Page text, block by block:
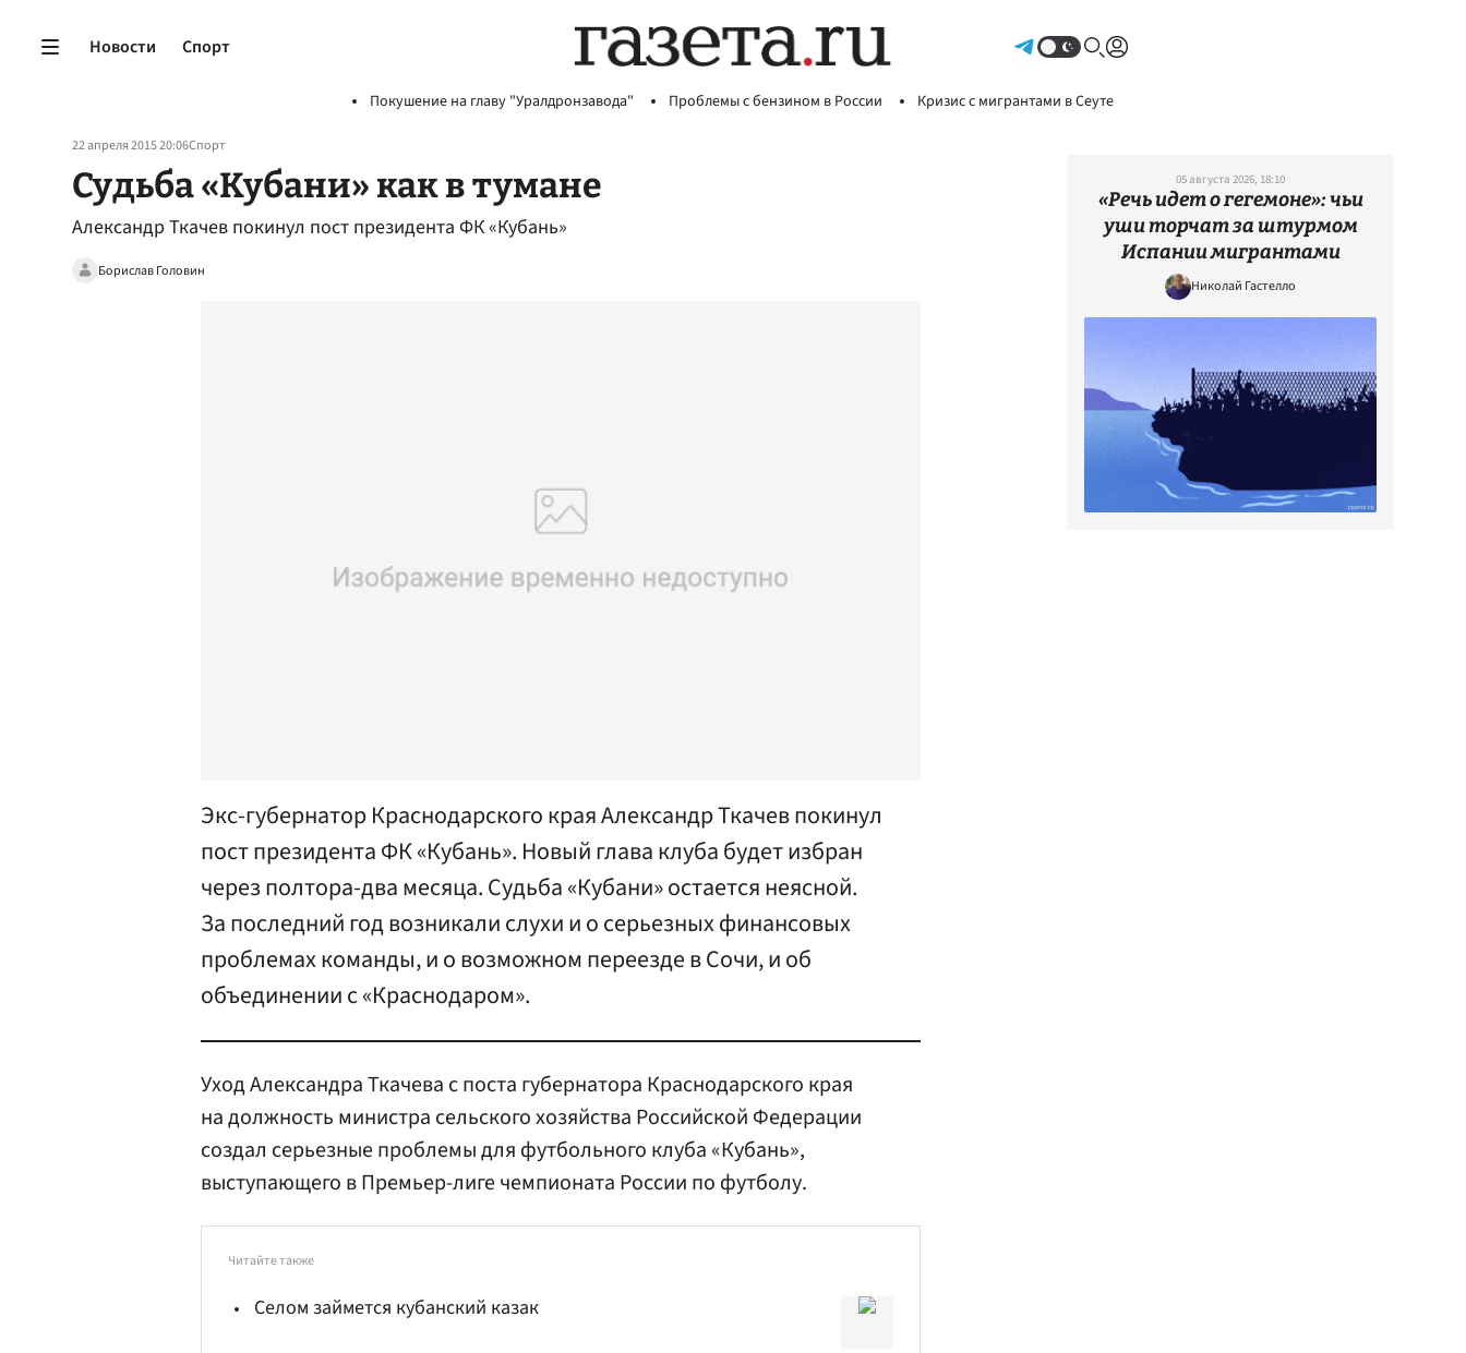
Новости Спорт
Покушение на главу "Уралдронзавода" Проблемы с бензином в России Кризис с мигрантами в Сеуте
22 апреля 2015 20:06Спорт
Судьба «Кубани» как в тумане
Александр Ткачев покинул пост президента ФК «Кубань»
Борислав Головин
Экс-губернатор Краснодарского края Александр Ткачев покинул
пост президента ФК «Кубань». Новый глава клуба будет избран
через полтора-два месяца. Судьба «Кубани» остается неясной.
За последний год возникали слухи и о серьезных финансовых
проблемах команды, и о возможном переезде в Сочи, и об
объединении с «Краснодаром».
Уход Александра Ткачева с поста губернатора Краснодарского края
на должность министра сельского хозяйства Российской Федерации
создал серьезные проблемы для футбольного клуба «Кубань»,
выступающего в Премьер-лиге чемпионата России по футболу.
Читайте также
Селом займется кубанский казак
05 августа 2026, 18:10
«Речь идет о гегемоне»: чьи
уши торчат за штурмом
Испании мигрантами
Николай Гастелло